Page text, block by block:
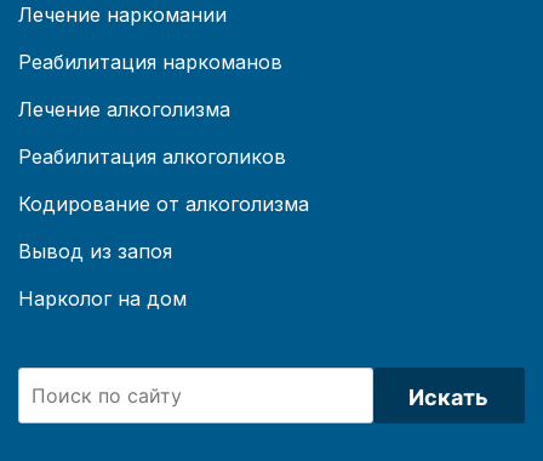
Лечение наркомании
Реабилитация наркоманов
Лечение алкоголизма
Реабилитация алкоголиков
Кодирование от алкоголизма
Вывод из запоя
Нарколог на дом
Искать